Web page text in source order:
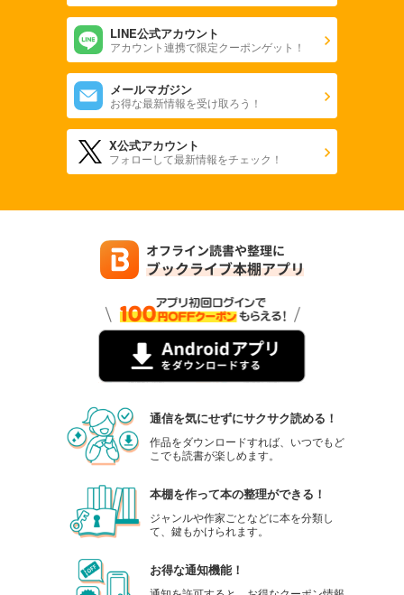
LINE公式アカウント
アカウント連携で限定クーポンゲット！
メールマガジン
お得な最新情報を受け取ろう！
X公式アカウント
フォローして最新情報をチェック！
通信を気にせずにサクサク読める！
作品をダウンロードすれば、いつでもど
こでも読書が楽しめます。
本棚を作って本の整理ができる！
ジャンルや作家ごとなどに本を分類し
て、鍵もかけられます。
お得な通知機能！